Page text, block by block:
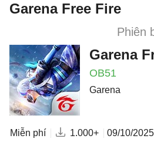
Garena Free Fire
Phiên
Garena
OB51
Garena
Miễn phí 1.000+ 09/10/2025